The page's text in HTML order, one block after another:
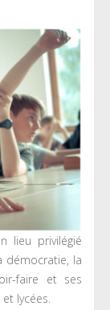
lieu privilégié
démocratie, la
faire et ses
lycées.